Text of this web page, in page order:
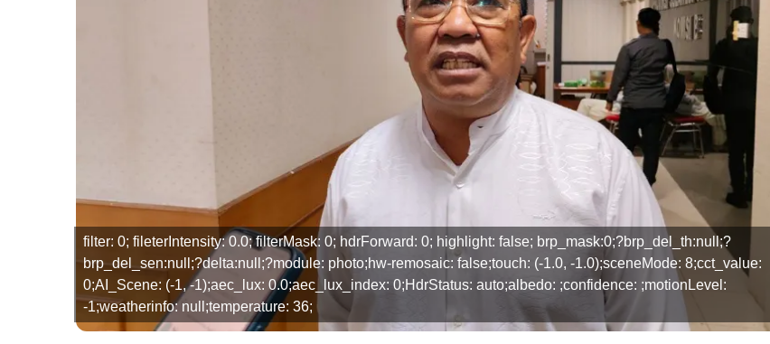
filter: 0; fileterIntensity: 0.0; filterMask: 0; hdrForward: 0; highlight: false; brp_mask:0;?brp_del_th:null;?
brp_del_sen:null;?delta:null;?module: photo;hw-remosaic: false;touch: (-1.0, -1.0);sceneMode: 8;cct_value:
0;AI_Scene: (-1, -1);aec_lux: 0.0;aec_lux_index: 0;HdrStatus: auto;albedo: ;confidence: ;motionLevel:
-1;weatherinfo: null;temperature: 36;